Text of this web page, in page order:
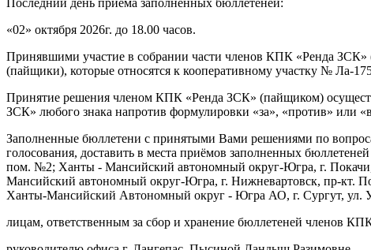
«02» октября 2026г. до 18.00 часов.
Принявшими участие в собрании части членов КПК «Ренда
(пайщики), которые относятся к кооперативному участку № Ла-
Принятие решения членом КПК «Ренда ЗСК» (пайщиком)
ЗСК» любого знака напротив формулировки «за», «против» или
Заполненные бюллетени с принятыми Вами решениями по
голосования, доставить в места приёмов заполненных
пом. №2; Ханты - Мансийский автономный округ-Югра, г.
Мансийский автономный округ-Югра, г. Нижневартовск, пр-
Ханты-Мансийский Автономный округ - Югра АО, г. Сургут, ул.
лицам, ответственным за сбор и хранение бюллетеней членов